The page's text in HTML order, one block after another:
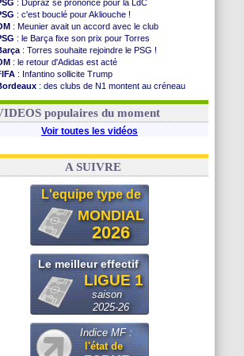
: Dupraz se prononce pour la LdC
: c'est bouclé pour Akliouche !
: Meunier avait un accord avec le club
: le Barça fixe son prix pour Torres
: Torres souhaite rejoindre le PSG !
: le retour d'Adidas est acté
: Infantino sollicite Trump
: des clubs de N1 montent au créneau
: le démenti de Leipzig pour Diomandé
populaires du moment
Voir toutes les vidéos
A SUIVRE
L'equipe type de
MONDIAL
2026
Le meilleur effectif
LIGUE 1
saison
2025-26
Indice MF :
l'état de